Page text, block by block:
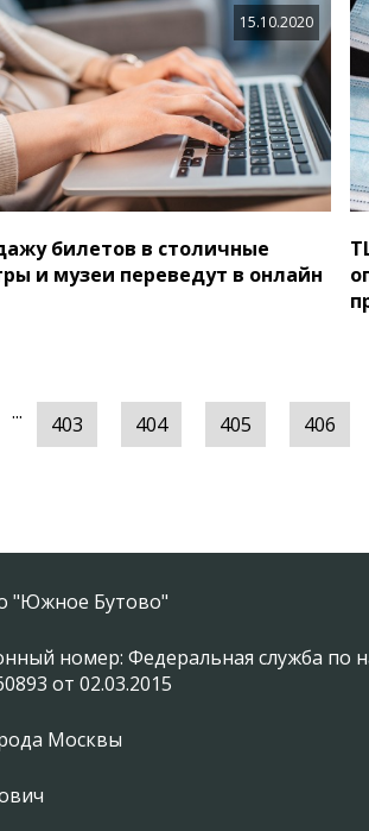
15.10.2020
билетов в столичные
и музеи переведут в онлайн
... 403 404 405 406
"Южное Бутово"
номер: Федеральная служба
от 02.03.2015
Москвы